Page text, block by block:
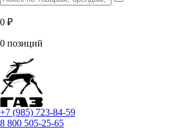
0 ₽
0 позиций
+7 (985) 723-84-59
8 800 505-25-65